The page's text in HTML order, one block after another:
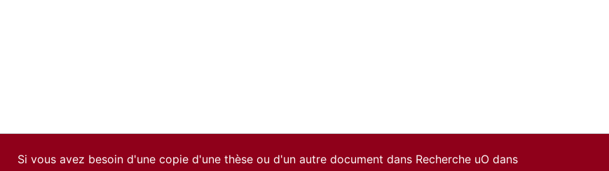
Si vous avez besoin d'une copie d'une thèse ou d'un autre document dans Recherche uO dans